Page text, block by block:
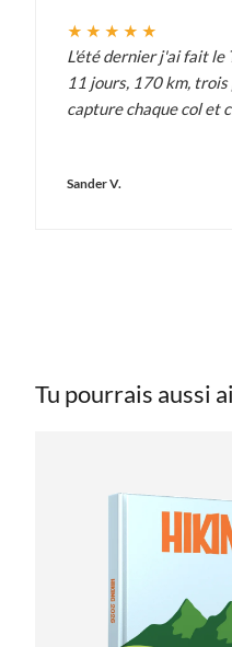
★★★★★
L'été dernier j'ai fait le
11 jours, 170 km,
capture chaque col et
Sander V.
Tu pourrais aussi